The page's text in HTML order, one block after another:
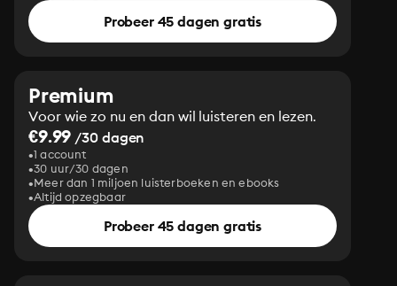
Probeer 45 dagen gratis
Premium
Voor wie zo nu en dan wil luisteren en lezen.
€9.99 /30 dagen
1 account
30 uur/30 dagen
Meer dan 1 miljoen luisterboeken en ebooks
Altijd opzegbaar
Probeer 45 dagen gratis